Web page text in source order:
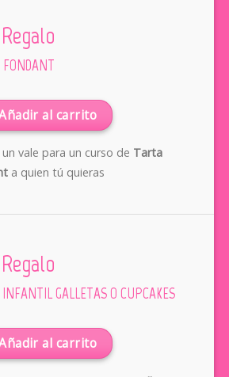
al carrito
un vale para un curso de Tarta
a quien tú quieras
INFANTIL GALLETAS O CUPCAKES
al carrito